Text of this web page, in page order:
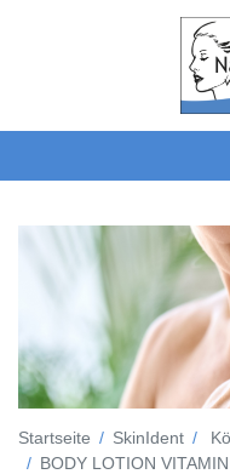
Startseite SkinIdent
BODY LOTION